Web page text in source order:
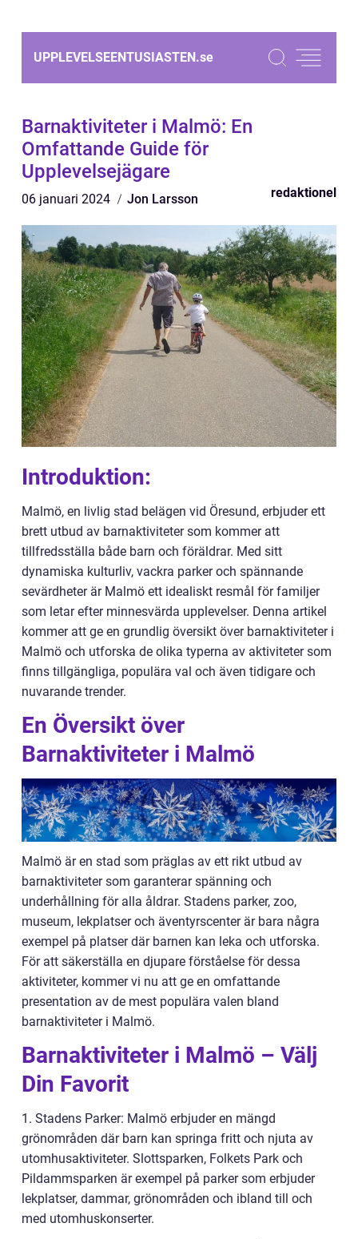
UPPLEVELSEENTUSIASTEN.se
Barnaktiviteter i Malmö: En
Omfattande Guide för
Upplevelsejägare
06 januari 2024 Jon Larsson redaktionel
Introduktion:
Malmö, en livlig stad belägen vid Öresund, erbjuder ett
brett utbud av barnaktiviteter som kommer att
tillfredsställa både barn och föräldrar. Med sitt
dynamiska kulturliv, vackra parker och spännande
sevärdheter är Malmö ett idealiskt resmål för familjer
som letar efter minnesvärda upplevelser. Denna artikel
kommer att ge en grundlig översikt över barnaktiviteter i
Malmö och utforska de olika typerna av aktiviteter som
finns tillgängliga, populära val och även tidigare och
nuvarande trender.
En Översikt över
Barnaktiviteter i Malmö
Malmö är en stad som präglas av ett rikt utbud av
barnaktiviteter som garanterar spänning och
underhållning för alla åldrar. Stadens parker, zoo,
museum, lekplatser och äventyrscenter är bara några
exempel på platser där barnen kan leka och utforska.
För att säkerställa en djupare förståelse för dessa
aktiviteter, kommer vi nu att ge en omfattande
presentation av de mest populära valen bland
barnaktiviteter i Malmö.
Barnaktiviteter i Malmö – Välj
Din Favorit
1. Stadens Parker: Malmö erbjuder en mängd
grönområden där barn kan springa fritt och njuta av
utomhusaktiviteter. Slottsparken, Folkets Park och
Pildammsparken är exempel på parker som erbjuder
lekplatser, dammar, grönområden och ibland till och
med utomhuskonserter.